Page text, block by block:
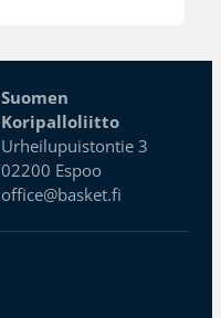
Suomen
Koripalloliitto
Urheilupuistontie 3
02200 Espoo
office@basket.fi